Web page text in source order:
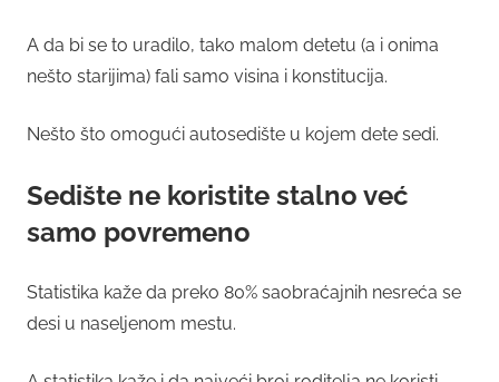
A da bi se to uradilo, tako malom detetu (a i onima
nešto starijima) fali samo visina i konstitucija.
Nešto što omogući autosedište u kojem dete sedi.
Sedište ne koristite stalno već
samo povremeno
Statistika kaže da preko 80% saobraćajnih nesreća se
desi u naseljenom mestu.